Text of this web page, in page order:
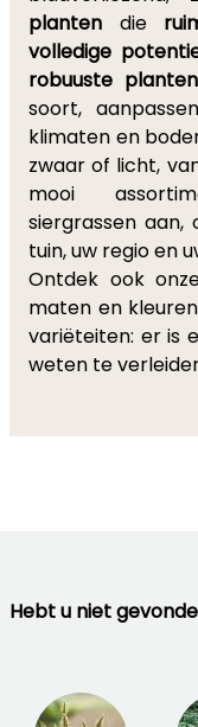
planten die
volledige
robuuste planten
soort,
klimaten en
zwaar of licht,
mooi
siergrassen
tuin, uw regio en
Ontdek ook
maten en
variëteiten: er is
weten te
Hebt u niet